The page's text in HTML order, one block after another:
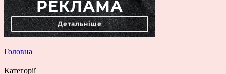
Головна
Категорії